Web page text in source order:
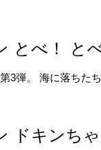
とべ！ と
3弾。 海に落ちた
ドキンち